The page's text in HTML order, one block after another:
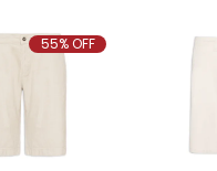
55% OFF